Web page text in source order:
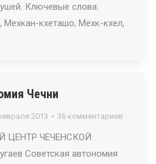
Ключевые слова:
Мехкан-кхеташо, Мехк-кхел,
Чечни
2013 36 комментариев
ЦЕНТР ЧЕЧЕНСКОЙ
Советская автономия